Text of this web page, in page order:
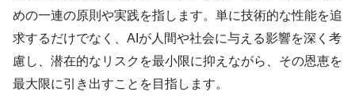
めの一連の原則や実践を指します。単に技術的な性能を追
求するだけでなく、AIが人間や社会に与える影響を深く考
慮し、潜在的なリスクを最小限に抑えながら、その恩恵を
最大限に引き出すことを目指します。